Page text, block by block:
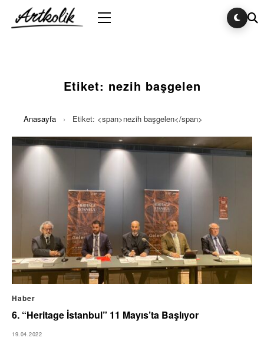
Etiket: nezih başgelen
Anasayfa › Etiket: <span>nezih başgelen</span>
Haber
6. “Heritage İstanbul” 11 Mayıs’ta Başlıyor
19.04.2022